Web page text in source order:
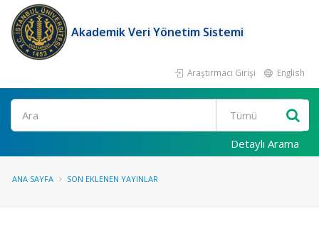
Akademik Veri Yönetim Sistemi
Araştırmacı Girişi English
Ara
Detaylı Arama
ANA SAYFA SON EKLENEN YAYINLAR